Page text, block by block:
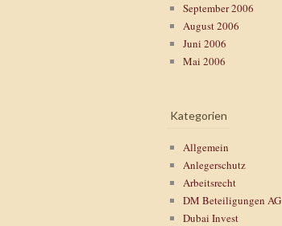
September 2006
August 2006
Juni 2006
Mai 2006
Kategorien
Allgemein
Anlegerschutz
Arbeitsrecht
DM Beteiligungen AG
Dubai Invest